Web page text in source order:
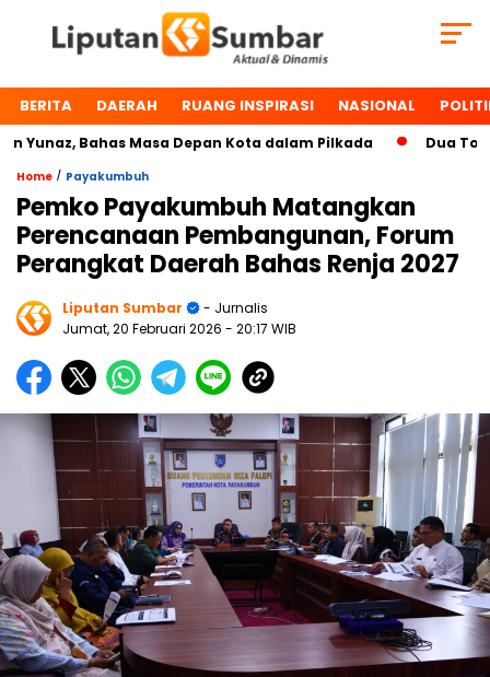
BERITA DAERAH RUANG INSPIRASI NASIONAL
Bahas Masa Depan Kota dalam Pilkada Dua Tokoh
Home / Payakumbuh
Pemko Payakumbuh Matangkan
Perencanaan Pembangunan, Forum
Perangkat Daerah Bahas Renja 2027
Liputan Sumbar
- Jurnalis
Jumat, 20 Februari 2026 - 20:17 WIB